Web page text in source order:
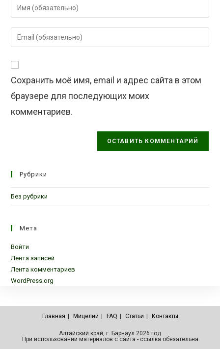
Введите
свое
имя
или
чтобы
Введите
свой
адрес,
чтобы
прокомментировать
Сохранить моё имя, email и адрес сайта в этом
браузере для последующих моих
комментариев.
Рубрики
Без рубрики
Мета
Войти
Лента записей
Лента комментариев
WordPress.org
Главная Мицелий FAQ Статьи Контакты
Алтайский край, г. Барнаул 2026 год
При использовании материалов с сайта - ссылка обязательна